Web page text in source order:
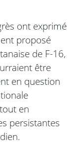
ont exprimé
proposé
de F-16,
être
en question
en
persistantes